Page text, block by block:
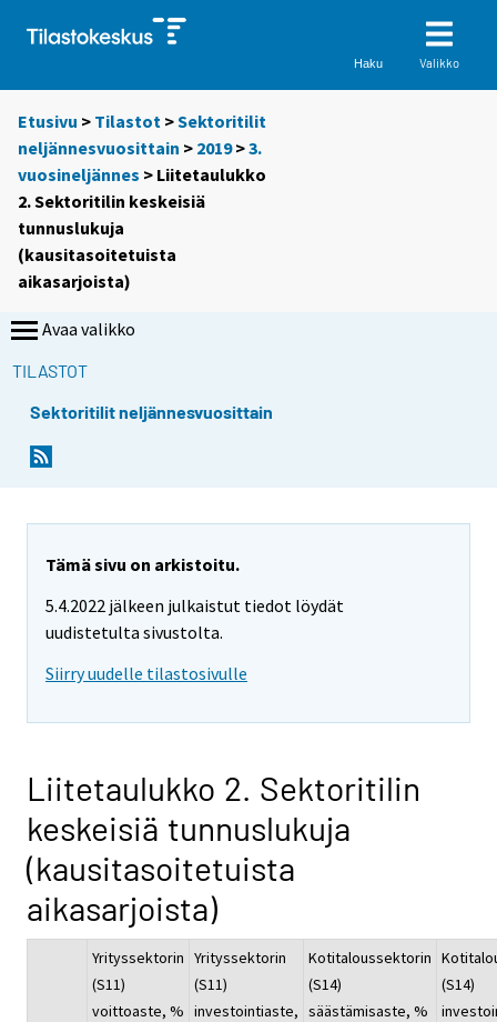
Haku Valikko
Etusivu > Tilastot >Sektoritilit
neljännesvuosittain > 2019>3.
vuosineljännes > Liitetaulukko
2. Sektoritilin keskeisiä
tunnuslukuja
(kausitasoitetuista
aikasarjoista)
Avaa valikko
TILASTOT
Sektoritilit neljännesvuosittain
Tämä sivu on arkistoitu.
5.4.2022 jälkeen julkaistut tiedot löydät
uudistetulta sivustolta.
Siirry uudelle tilastosivulle
Liitetaulukko 2. Sektoritilin
keskeisiä tunnuslukuja
(kausitasoitetuista
aikasarjoista)
Yrityssektorin
(S11)
voittoaste, %
Yrityssektorin
(S11)
investointiaste,
Kotitaloussektorin
(S14)
säästämisaste, %
(S14)